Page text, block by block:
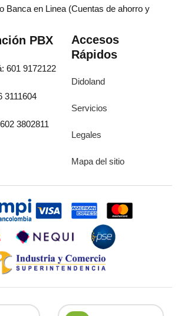
Banca en Linea (Cuentas de ahorro y
PBX
601 9172122
3111604
3802811
Accesos
Rápidos
Didoland
Servicios
Legales
Mapa del sitio